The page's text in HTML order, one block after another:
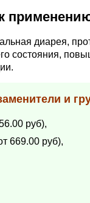
диарея,
состояния,
и
руб),
669.00 руб),